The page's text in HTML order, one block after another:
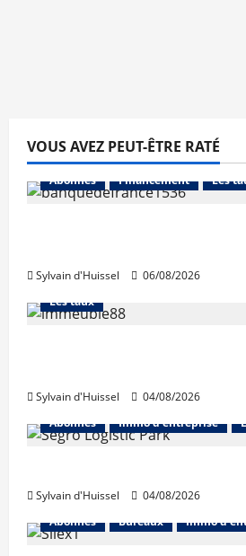
VOUS AVEZ PEUT-ÊTRE RATÉ
Abonnés Financement Les
Sylvain d'Huissel 06/08/2026
Abonnés Financement
Les taux
Sylvain d'Huissel
04/08/2026
Abonnés
Immo d'entreprise
Sylvain d'Huissel
04/08/2026
Abonnés
Bureaux Immo